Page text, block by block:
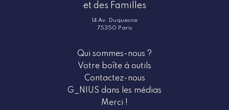
et des Familles
14 Av. Duquesne
75350 Paris
Qui sommes-nous ?
Votre boîte à outils
Contactez-nous
G_NIUS dans les médias
Merci !